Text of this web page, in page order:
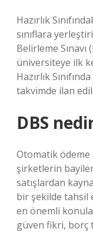
Hazırlık
sınıflara
Belirleme Sınavı
üniversiteye ilk
Hazırlık
takvimde ilan
DBS
Otomatik
şirketlerin
satışlardan
bir şekilde tahsil
en önemli
güven fikri, borç